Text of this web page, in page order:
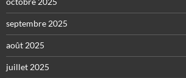
septembre 2025
août 2025
juillet 2025